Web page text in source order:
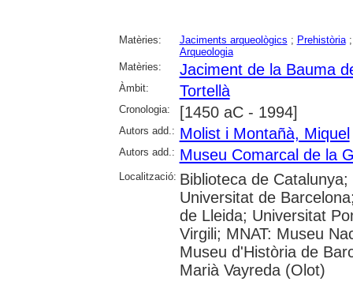
Matèries: Jaciments arqueològics ; Prehistòria
Arqueologia
Matèries:
Jaciment de la Bauma
Àmbit: Tortellà
Cronologia: [1450 aC - 1994]
Autors add.: Molist i Montañà, Miquel
Autors add.: Museu Comarcal de la
Localització: Biblioteca de
Universitat de
de Lleida; Universitat
Virgili; MNAT: Museu
Museu d'Història de
Marià Vayreda (Olot)